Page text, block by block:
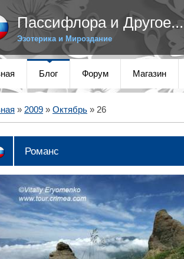
Пассифлора и Другое...
Эзотерика и Мироздание
Блог Форум Магазин
» 2009 » Октябрь » 26
Романс